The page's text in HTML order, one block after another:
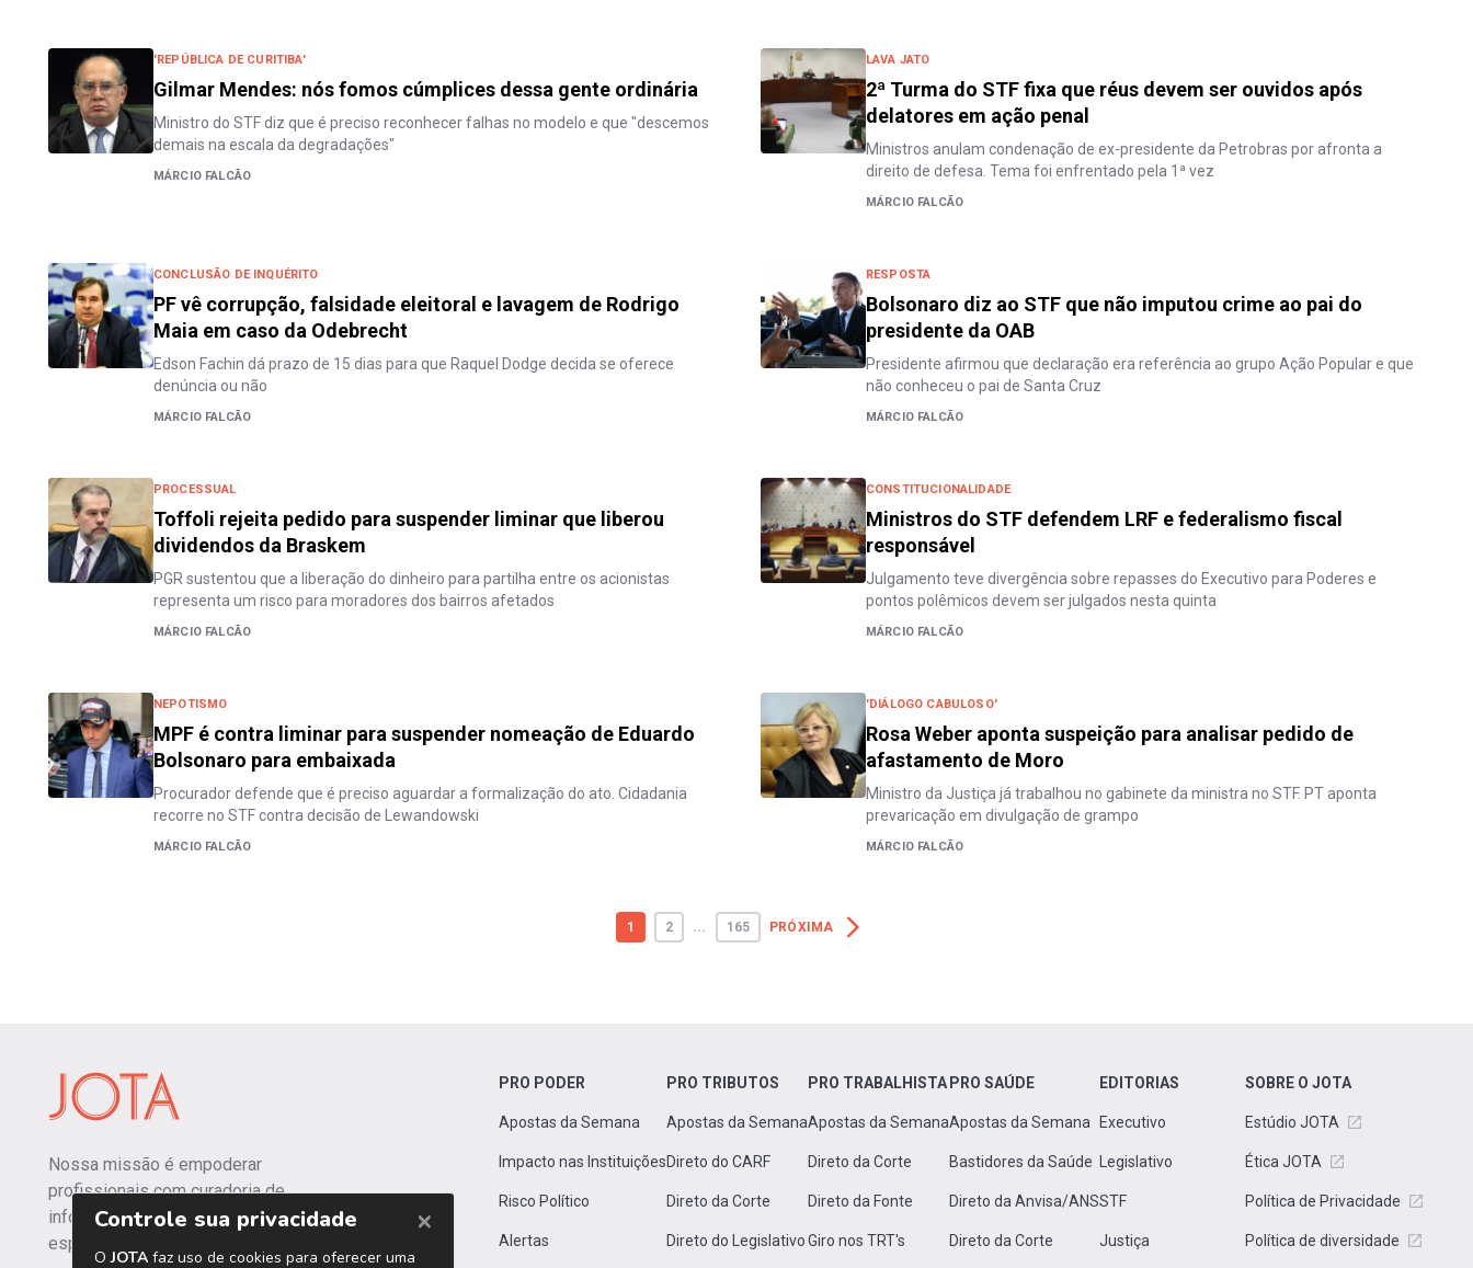
'REPÚBLICA DE CURITIBA'
Gilmar Mendes: nós fomos cúmplices dessa gente ordinária
Ministro do STF diz que é preciso reconhecer falhas no modelo e que "descemos
demais na escala da degradações"
MÁRCIO FALCÃO
LAVA JATO
2ª Turma do STF fixa que réus devem ser ouvidos após
delatores em ação penal
Ministros anulam condenação de ex-presidente da Petrobras por afronta a
direito de defesa. Tema foi enfrentado pela 1ª vez
MÁRCIO FALCÃO
CONCLUSÃO DE INQUÉRITO
PF vê corrupção, falsidade eleitoral e lavagem de Rodrigo
Maia em caso da Odebrecht
Edson Fachin dá prazo de 15 dias para que Raquel Dodge decida se oferece
denúncia ou não
MÁRCIO FALCÃO
RESPOSTA
Bolsonaro diz ao STF que não imputou crime ao pai do
presidente da OAB
Presidente afirmou que declaração era referência ao grupo Ação Popular e que
não conheceu o pai de Santa Cruz
MÁRCIO FALCÃO
PROCESSUAL
Toffoli rejeita pedido para suspender liminar que liberou
dividendos da Braskem
PGR sustentou que a liberação do dinheiro para partilha entre os acionistas
representa um risco para moradores dos bairros afetados
MÁRCIO FALCÃO
CONSTITUCIONALIDADE
Ministros do STF defendem LRF e federalismo fiscal
responsável
Julgamento teve divergência sobre repasses do Executivo para Poderes e
pontos polêmicos devem ser julgados nesta quinta
MÁRCIO FALCÃO
NEPOTISMO
MPF é contra liminar para suspender nomeação de Eduardo
Bolsonaro para embaixada
Procurador defende que é preciso aguardar a formalização do ato. Cidadania
recorre no STF contra decisão de Lewandowski
MÁRCIO FALCÃO
'DIÁLOGO CABULOSO'
Rosa Weber aponta suspeição para analisar pedido de
afastamento de Moro
Ministro da Justiça já trabalhou no gabinete da ministra no STF. PT aponta
prevaricação em divulgação de grampo
MÁRCIO FALCÃO
1 2 ... 165 PRÓXIMA
Nossa missão é empoderar
profissionais com curadoria de
informações independentes e
especializadas.
PRO PODER
Apostas da Semana
Impacto nas Instituições
Risco Político
Alertas
PRO TRIBUTOS
Apostas da Semana
Direto do CARF
Direto da Corte
Direto do Legislativo
PRO TRABALHISTA
Apostas da Semana
Direto da Corte
Direto da Fonte
Giro nos TRT's
PRO SAÚDE
Apostas da Semana
Bastidores da Saúde
Direto da Anvisa/ANS
Direto da Corte
EDITORIAS
Executivo
Legislativo
STF
Justiça
SOBRE O JOTA
Estúdio JOTA
Ética JOTA
Política de Privacidade
Política de diversidade